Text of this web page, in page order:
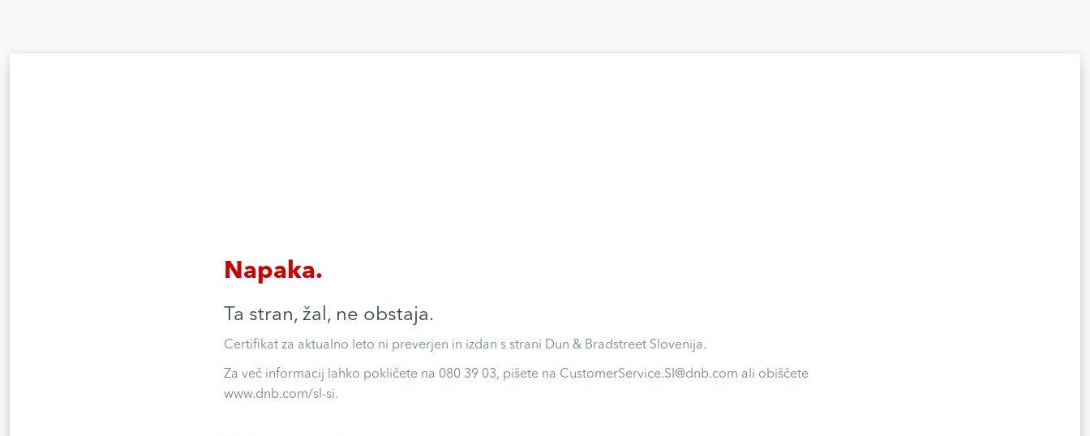
Napaka.
Ta stran, žal, ne obstaja.
Certifikat za aktualno leto ni preverjen in izdan s strani Dun & Bradstreet Slovenija.
Za več informacij lahko pokličete na 080 39 03, pišete na CustomerService.SI@dnb.com ali obiščete
www.dnb.com/sl-si.